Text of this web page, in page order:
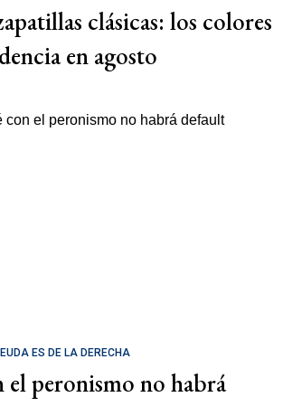
clásicas: los colores
en agosto
ES DE LA DERECHA
el peronismo no habrá